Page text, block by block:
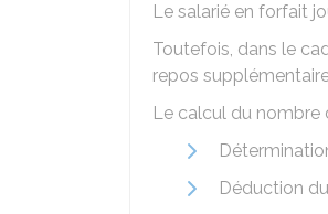
Le salarié en forfait
Toutefois, dans le
repos
Le calcul du nombre
Déduction